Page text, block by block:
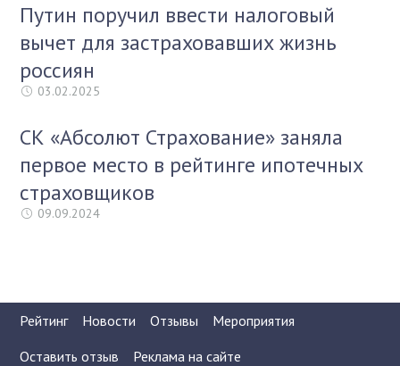
Путин поручил ввести налоговый
вычет для застраховавших жизнь
россиян
03.02.2025
СК «Абсолют Страхование» заняла
первое место в рейтинге ипотечных
страховщиков
09.09.2024
Рейтинг Новости Отзывы
Мероприятия
Оставить отзыв
Реклама на сайте